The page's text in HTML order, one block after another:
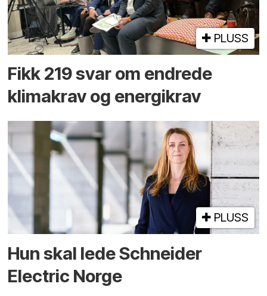
PLUSS
Fikk 219 svar om endrede
klimakrav og energikrav
PLUSS
Hun skal lede Schneider
Electric Norge